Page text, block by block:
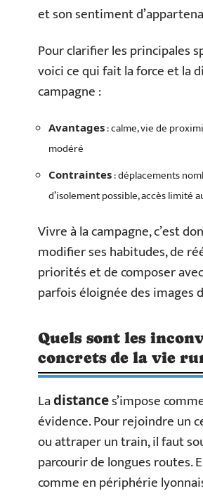
et son sentiment
Pour clarifier les principales
voici ce qui fait la force et la
campagne :
Avantages: calme, vie de
modéré
Contraintes: déplacements
d’isolement possible, accès limité
Vivre à la campagne, c’est
modifier ses habitudes, de
priorités et de composer
parfois éloignée des images
Quels sont les
concrets de la vie
Ladistances’impose
évidence. Pour rejoindre un
ou attraper un train, il faut
parcourir de longues routes.
comme en périphérie